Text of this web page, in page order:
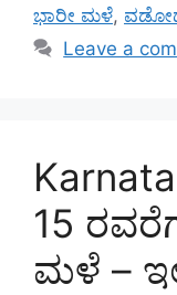
ಭಾರೀ ಮಳೆ,
Leave a
15
ಮಳೆ –